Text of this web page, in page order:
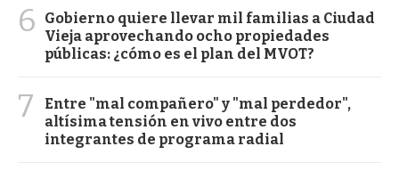
6
Gobierno quiere llevar mil familias a Ciudad
Vieja aprovechando ocho propiedades
públicas: ¿cómo es el plan del MVOT?
7
Entre "mal compañero" y "mal perdedor",
altísima tensión en vivo entre dos
integrantes de programa radial